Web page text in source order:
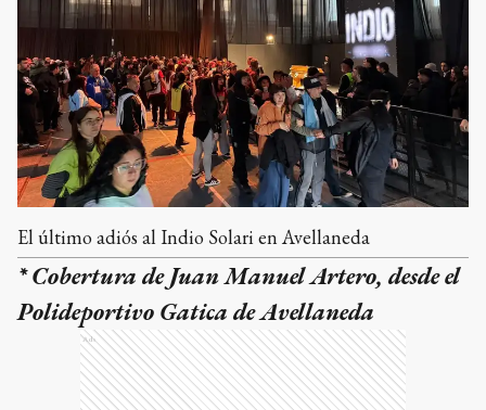
El último adiós al Indio Solari en Avellaneda
* Cobertura de Juan Manuel Artero, desde el
Polideportivo Gatica de Avellaneda
Ads